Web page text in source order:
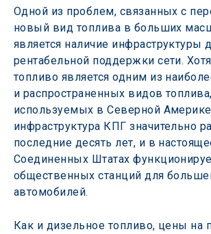
Одной из проблем, связанных с
новый вид топлива в больших
является наличие инфраструктуры
рентабельной поддержки сети.
топливо является одним из
и распространенных видов топлива,
используемых в Северной
инфраструктура КПГ значительно
последние десять лет, и в
Соединенных Штатах
общественных станций для
автомобилей.
Как и дизельное топливо, цены на